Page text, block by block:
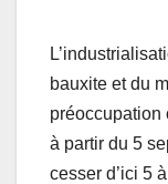
bauxite et du
préoccupation
à partir du 5
cesser d’ici 5